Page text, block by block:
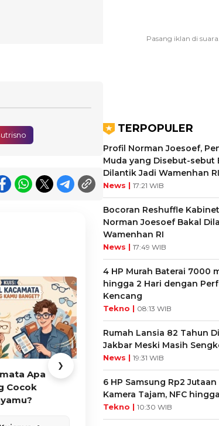
Apa
Cocok
KUIS: Sepatu Mana yang
Cocok dengan
Kepribadianmu?
❯
TERPOPULER
Profil Norman Joesoef,
Muda yang Disebut-sebut
Dilantik Jadi Wamenhan RI
News | 17:21 WIB
Bocoran Reshuffle
Norman Joesoef Bakal
Wamenhan RI
News | 17:49 WIB
4 HP Murah Baterai 7000
hingga 2 Hari dengan
Kencang
Tekno | 08:13 WIB
Rumah Lansia 82 Tahun
Jakbar Meski Masih
News | 19:31 WIB
6 HP Samsung Rp2
Kamera Tajam, NFC
Tekno | 10:30 WIB